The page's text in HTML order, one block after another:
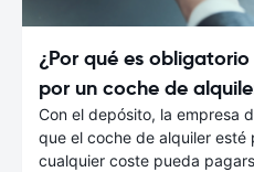
¿Por qué es
por un coche de
Con el depósito, la empresa
que el coche de alquiler
cualquier coste pueda